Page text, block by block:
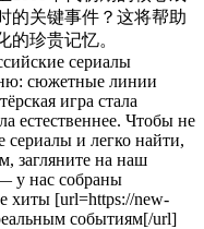
的关键事件？这将帮助
的珍贵记忆。
сериалы
сюжетные линии
игра стала
естественнее. Чтобы не
сериалы и легко найти,
загляните на наш
у нас собраны
хиты [url=https://new-
событиям[/url]